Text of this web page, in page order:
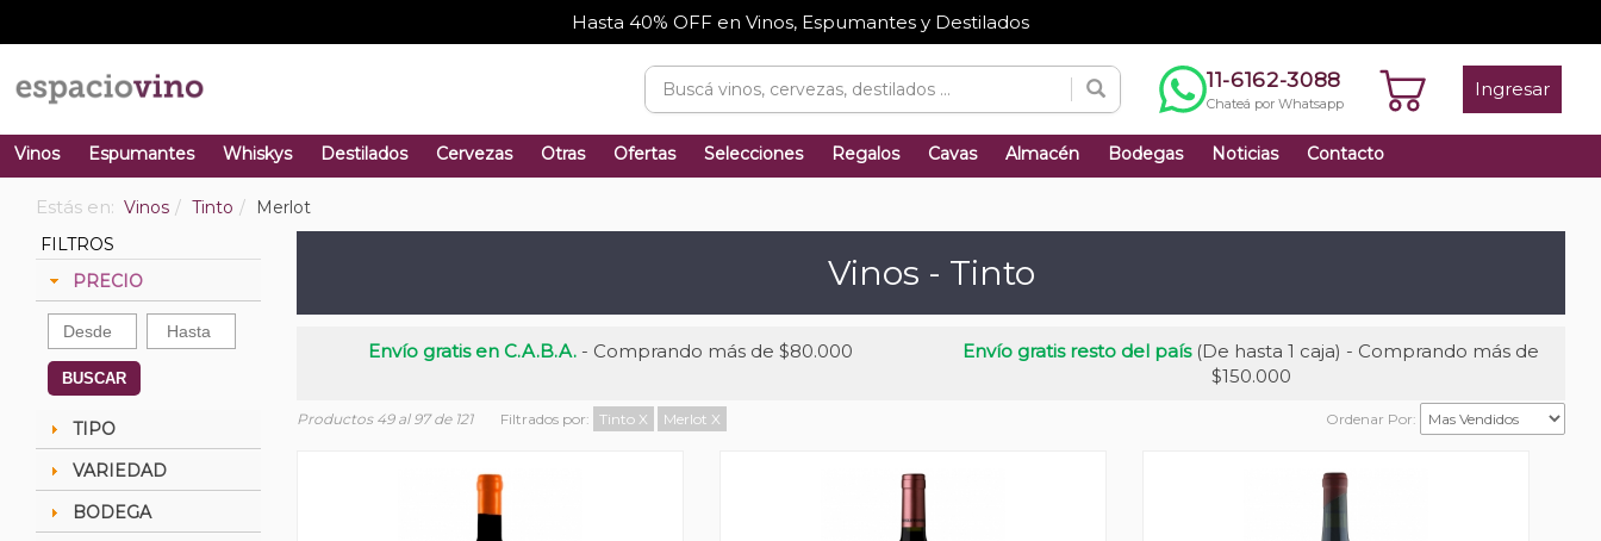
Hasta 40% OFF en Vinos, Espumantes y Destilados
11-6162-3088
Chateá por Whatsapp
Ingresar
Vinos Espumantes Whiskys Destilados Cervezas Otras Ofertas Selecciones Regalos Cavas Almacén Bodegas Noticias Contacto
Estás en: Vinos Tinto
Merlot
FILTROS
PRECIO
BUSCAR
TIPO
VARIEDAD
BODEGA
Vinos - Tinto
Envío gratis en C.A.B.A. - Comprando más de $80.000 Envío gratis resto del país(De hasta 1 caja) - Comprando más de
$150.000
Productos 49 al 97 de 121 Filtrados por: Tinto X Merlot X Ordenar Por: